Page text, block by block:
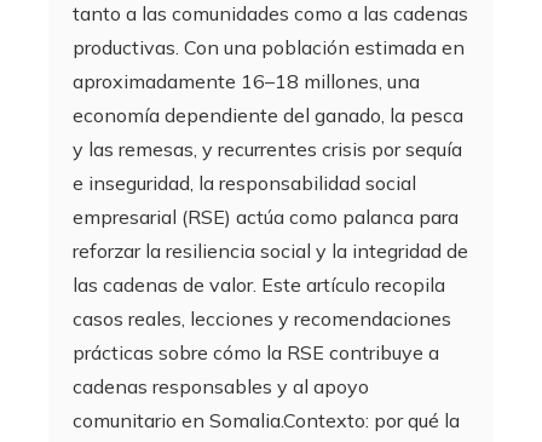
tanto a las comunidades como a las cadenas
productivas. Con una población estimada en
aproximadamente 16–18 millones, una
economía dependiente del ganado, la pesca
y las remesas, y recurrentes crisis por sequía
e inseguridad, la responsabilidad social
empresarial (RSE) actúa como palanca para
reforzar la resiliencia social y la integridad de
las cadenas de valor. Este artículo recopila
casos reales, lecciones y recomendaciones
prácticas sobre cómo la RSE contribuye a
cadenas responsables y al apoyo
comunitario en Somalia.Contexto: por qué la